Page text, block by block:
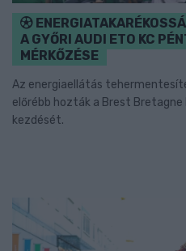
A GYŐRI AUDI ETO KC
MÉRKŐZÉSE
Az energiaellátás
előrébb hozták a Brest Bretagne
kezdését.